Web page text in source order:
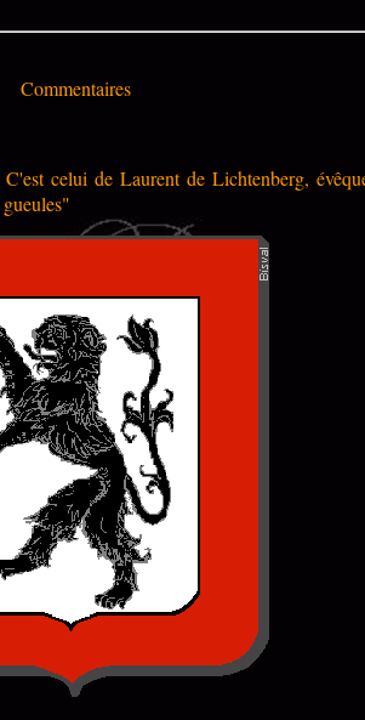
Commentaires
celui de Laurent de Lichtenberg,